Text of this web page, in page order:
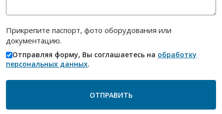
Прикрепите паспорт, фото оборудования или
документацию.
Отправляя форму, Вы соглашаетесь на обработку
персональных данных.